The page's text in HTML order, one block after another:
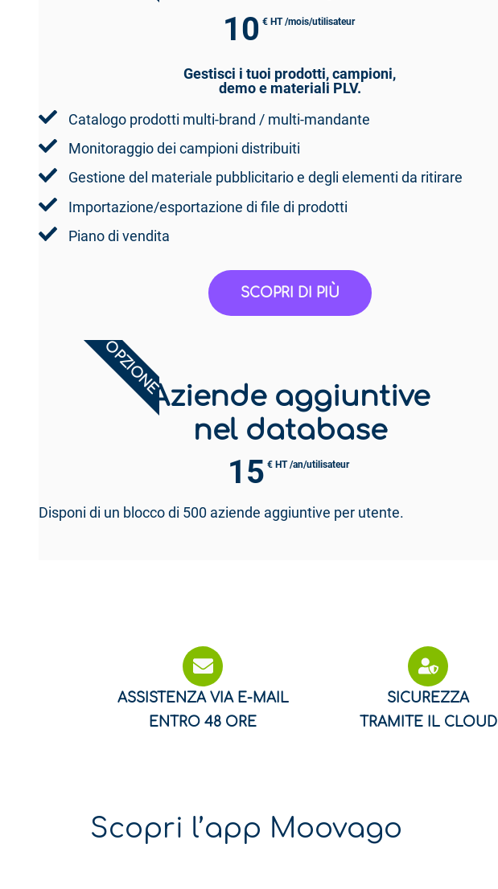
10 € HT /mois/utilisateur
Gestisci i tuoi prodotti, campioni,
demo e materiali PLV.
Catalogo prodotti multi-brand / multi-mandante
Monitoraggio dei campioni distribuiti
Gestione del materiale pubblicitario e degli elementi da ritirare
Importazione/esportazione di file di prodotti
Piano di vendita
SCOPRI DI PIÙ
OPZIONEAziende aggiuntive
nel database
15 € HT /an/utilisateur
Disponi di un blocco di 500 aziende aggiuntive per utente.
ASSISTENZA VIA E-MAIL
ENTRO 48 ORE
SICUREZZA
TRAMITE IL CLOUD
Scopri l’app Moovago